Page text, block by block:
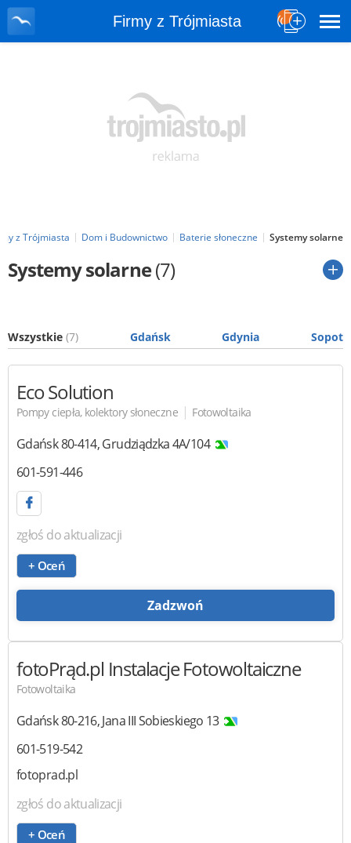
Firmy z Trójmiasta
z Trójmiasta Dom i Budownictwo Baterie słoneczne Systemy solarne
Systemy solarne(7)
Wszystkie (7) Gdańsk Gdynia Sopot
Eco Solution
Pompy ciepła, kolektory słoneczne | Fotowoltaika
Gdańsk80-414,Grudziądzka 4A/104
601-591-446
zgłoś do aktualizacji
+ Oceń
Zadzwoń
fotoPrąd.pl Instalacje Fotowoltaiczne
Fotowoltaika
Gdańsk80-216,Jana III Sobieskiego 13
601-519-542
fotoprad.pl
zgłoś do aktualizacji
+ Oceń